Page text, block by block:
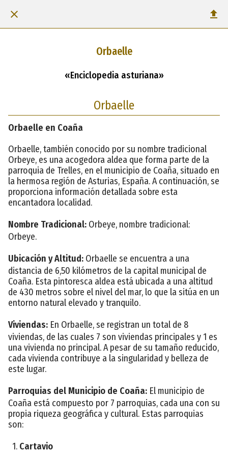
Orbaelle
«Enciclopedia asturiana»
Orbaelle
Orbaelle en Coaña
Orbaelle, también conocido por su nombre tradicional
Orbeye, es una acogedora aldea que forma parte de la
parroquia de Trelles, en el municipio de Coaña, situado en
la hermosa región de Asturias, España. A continuación, se
proporciona información detallada sobre esta
encantadora localidad.
Nombre Tradicional: Orbeye, nombre tradicional:
Orbeye.
Ubicación y Altitud: Orbaelle se encuentra a una
distancia de 6,50 kilómetros de la capital municipal de
Coaña. Esta pintoresca aldea está ubicada a una altitud
de 430 metros sobre el nivel del mar, lo que la sitúa en un
entorno natural elevado y tranquilo.
Viviendas: En Orbaelle, se registran un total de 8
viviendas, de las cuales 7 son viviendas principales y 1 es
una vivienda no principal. A pesar de su tamaño reducido,
cada vivienda contribuye a la singularidad y belleza de
este lugar.
Parroquias del Municipio de Coaña: El municipio de
Coaña está compuesto por 7 parroquias, cada una con su
propia riqueza geográfica y cultural. Estas parroquias
son:
1. Cartavio